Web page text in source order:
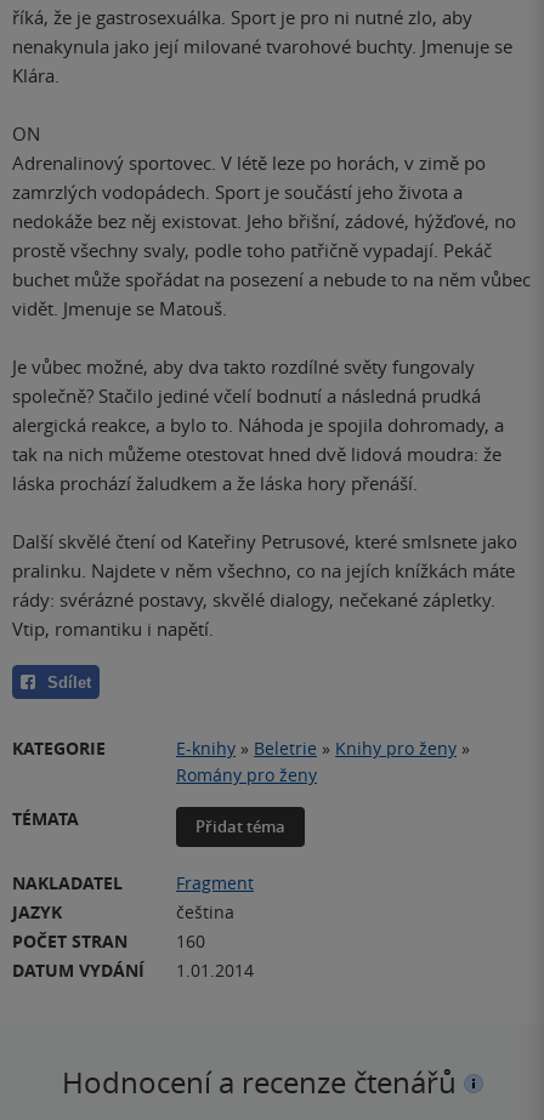
říká, že je gastrosexuálka. Sport je pro ni nutné zlo, aby
nenakynula jako její milované tvarohové buchty. Jmenuje se
Klára.
ON
Adrenalinový sportovec. V létě leze po horách, v zimě po
zamrzlých vodopádech. Sport je součástí jeho života a
nedokáže bez něj existovat. Jeho břišní, zádové, hýžďové, no
prostě všechny svaly, podle toho patřičně vypadají. Pekáč
buchet může spořádat na posezení a nebude to na něm vůbec
vidět. Jmenuje se Matouš.
Je vůbec možné, aby dva takto rozdílné světy fungovaly
společně? Stačilo jediné včelí bodnutí a následná prudká
alergická reakce, a bylo to. Náhoda je spojila dohromady, a
tak na nich můžeme otestovat hned dvě lidová moudra: že
láska prochází žaludkem a že láska hory přenáší.
Další skvělé čtení od Kateřiny Petrusové, které smlsnete jako
pralinku. Najdete v něm všechno, co na jejích knížkách máte
rády: svérázné postavy, skvělé dialogy, nečekané zápletky.
Vtip, romantiku i napětí.
Sdílet
KATEGORIE E-knihy » Beletrie » Knihy pro ženy »
Romány pro ženy
TÉMATA
Přidat téma
NAKLADATEL
Fragment
JAZYK
čeština
POČET STRAN
160
DATUM VYDÁNÍ
1.01.2014
Hodnocení a recenze čtenářů